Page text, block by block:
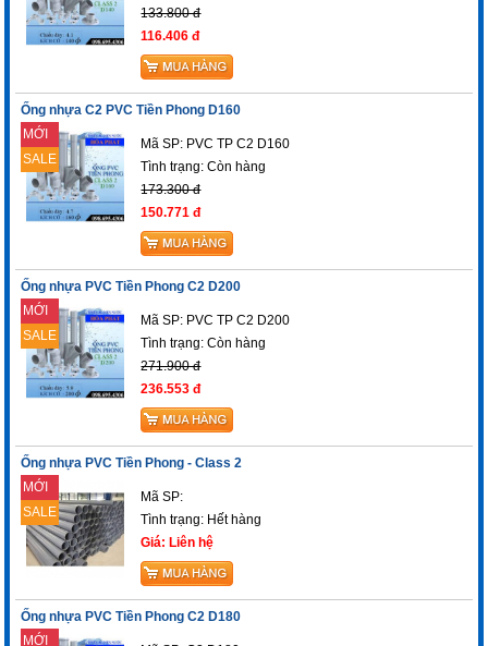
133.800 đ
116.406 đ
Ống nhựa C2 PVC Tiền Phong D160
MỚI
SALE
Mã SP: PVC TP C2 D160
Tình trạng:Còn hàng
173.300 đ
150.771 đ
Ống nhựa PVC Tiền Phong C2 D200
MỚI
SALE
Mã SP: PVC TP C2 D200
Tình trạng:Còn hàng
271.900 đ
236.553 đ
Ống nhựa PVC Tiền Phong - Class 2
MỚI
SALE
Mã SP:
Tình trạng: Hết hàng
Giá: Liên hệ
Ống nhựa PVC Tiền Phong C2 D180
MỚI